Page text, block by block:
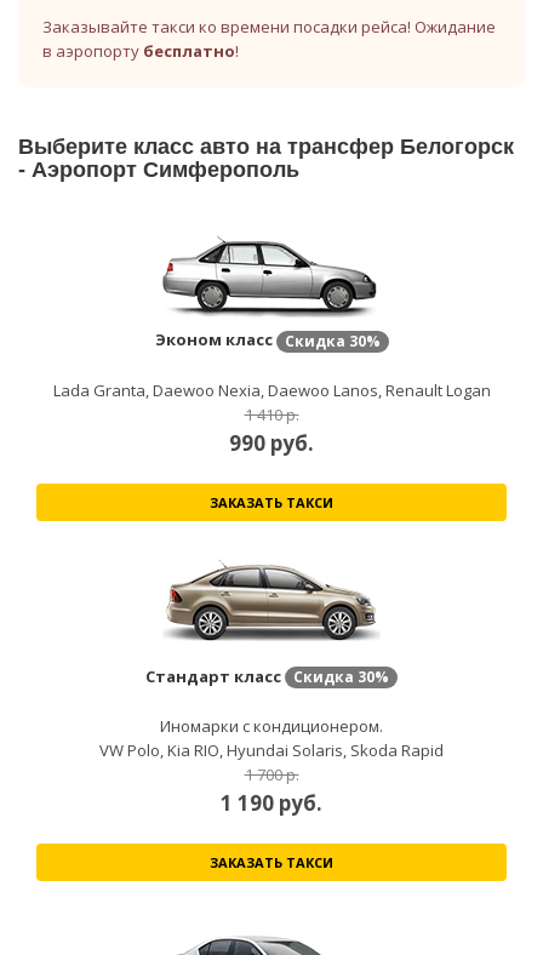
Заказывайте такси ко времени посадки рейса! Ожидание
в аэропорту бесплатно!
Выберите класс авто на трансфер Белогорск
- Аэропорт Симферополь
Эконом класс Скидка 30%
Lada Granta, Daewoo Nexia, Daewoo Lanos, Renault Logan
1 410 р.
990 руб.
ЗАКАЗАТЬ ТАКСИ
Стандарт класс Скидка 30%
Иномарки с кондиционером.
VW Polo, Kia RIO, Hyundai Solaris, Skoda Rapid
1 700 р.
1 190 руб.
ЗАКАЗАТЬ ТАКСИ